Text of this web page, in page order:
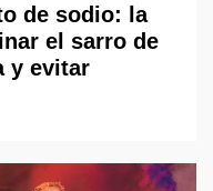
de sodio: la
el sarro de
y evitar